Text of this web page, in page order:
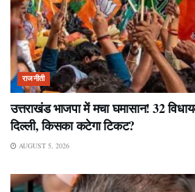
राजनीती
उत्तराखंड भाजपा में मचा घमासान! 32
दिल्ली, किसका कटेगा टिकट?
AUGUST 5, 2026